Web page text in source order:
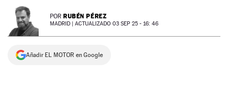
NEWSLETTER POR RUBÉN PÉREZ
MADRID | ACTUALIZADO 03 SEP 25 - 16: 46
Añadir EL MOTOR en Google